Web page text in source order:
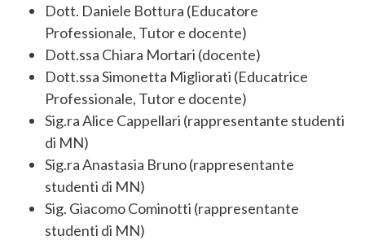
Dott. Daniele Bottura (Educatore
Professionale, Tutor e docente)
Dott.ssa Chiara Mortari (docente)
Dott.ssa Simonetta Migliorati (Educatrice
Professionale, Tutor e docente)
Sig.ra Alice Cappellari (rappresentante studenti
di MN)
Sig.ra Anastasia Bruno (rappresentante
studenti di MN)
Sig. Giacomo Cominotti (rappresentante
studenti di MN)